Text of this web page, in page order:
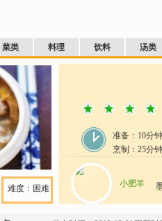
菜类 料理 饮料 汤类
难度：困难
准备： 10分钟
烹制： 25分钟
小肥羊